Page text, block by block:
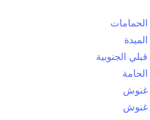
الحمامات
الميدة
قبلي الجنوبية
الحامة
غنوش
غنوش